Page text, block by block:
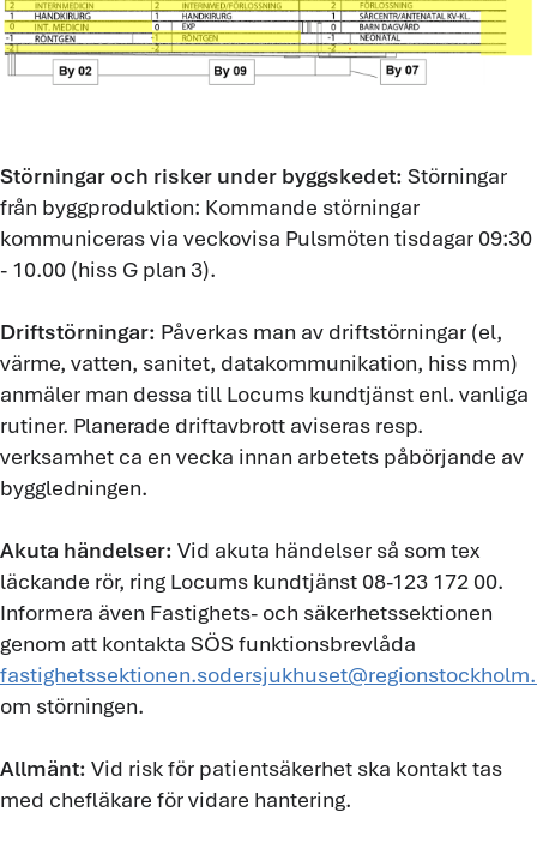
Störningar och risker under byggskedet: Störningar
från byggproduktion: Kommande störningar
kommuniceras via veckovisa Pulsmöten tisdagar 09:30
- 10.00 (hiss G plan 3).
Driftstörningar: Påverkas man av driftstörningar (el,
värme, vatten, sanitet, datakommunikation, hiss mm)
anmäler man dessa till Locums kundtjänst enl. vanliga
rutiner. Planerade driftavbrott aviseras resp.
verksamhet ca en vecka innan arbetets påbörjande av
byggledningen.
Akuta händelser: Vid akuta händelser så som tex
läckande rör, ring Locums kundtjänst 08-123 172 00.
Informera även Fastighets- och säkerhetssektionen
genom att kontakta SÖS funktionsbrevlåda
om störningen.
Allmänt: Vid risk för patientsäkerhet ska kontakt tas
med chefläkare för vidare hantering.